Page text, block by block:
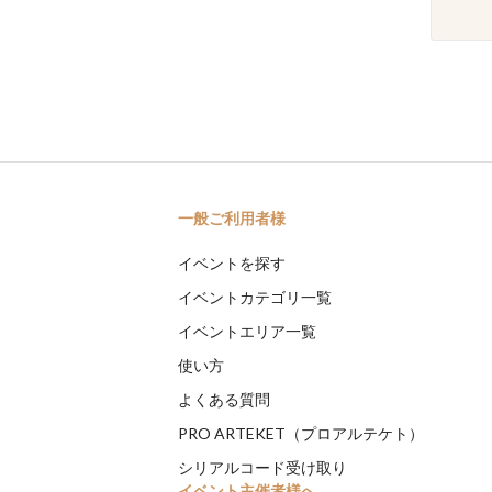
一般ご利用者様
イベントを探す
イベントカテゴリ一覧
イベントエリア一覧
使い方
よくある質問
PRO ARTEKET（プロアルテケト）
シリアルコード受け取り